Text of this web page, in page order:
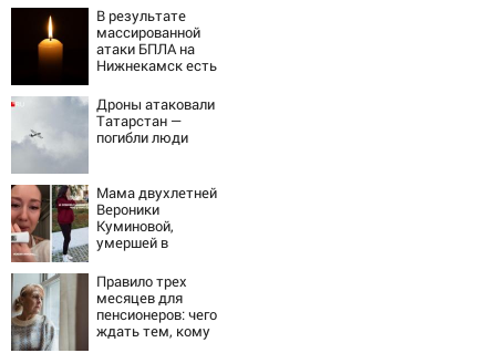
В результате
массированной
атаки БПЛА на
Нижнекамск есть
Дроны атаковали
Татарстан —
погибли люди
Мама двухлетней
Вероники
Куминовой,
умершей в
беременна: семья
ждет девочку
Правило трех
месяцев для
пенсионеров: чего
ждать тем, кому